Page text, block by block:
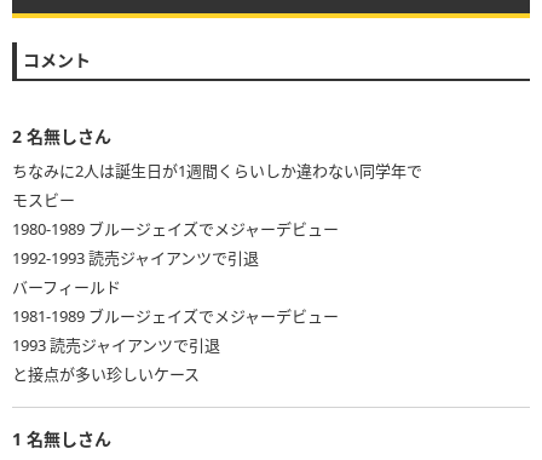
コメント
2 名無しさん
ちなみに2人は誕生日が1週間くらいしか違わない同学年で
モスビー
1980-1989 ブルージェイズでメジャーデビュー
1992-1993 読売ジャイアンツで引退
バーフィールド
1981-1989 ブルージェイズでメジャーデビュー
1993 読売ジャイアンツで引退
と接点が多い珍しいケース
1 名無しさん